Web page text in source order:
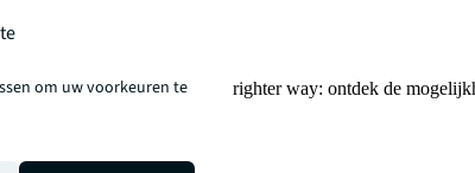
menselijke manier. See a brighter way: ontdek de
om uw voorkeuren te